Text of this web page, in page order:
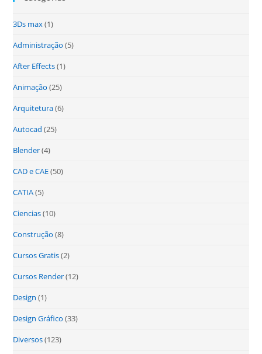
3Ds max(1)
Administração (5)
After Effects(1)
Animação (25)
Arquitetura(6)
Autocad (25)
Blender(4)
CAD e CAE(50)
CATIA(5)
Ciencias(10)
Construção (8)
Cursos Gratis(2)
Cursos Render(12)
Design (1)
Design Gráfico (33)
Diversos(123)